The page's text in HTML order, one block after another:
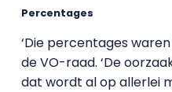
Percentages
‘Die percentages
de VO-raad. ‘De
dat wordt al op allerlei